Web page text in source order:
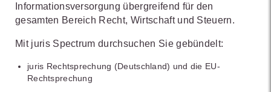
Informationsversorgung übergreifend für den
gesamten Bereich Recht, Wirtschaft und Steuern.
Mit juris Spectrum durchsuchen Sie gebündelt:
juris Rechtsprechung (Deutschland) und die EU-
Rechtsprechung